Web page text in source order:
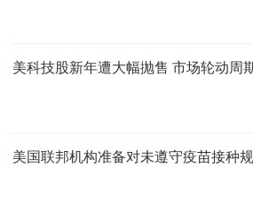
美科技股新年遭大幅抛售 市场轮动周
美国联邦机构准备对未遵守疫苗接种